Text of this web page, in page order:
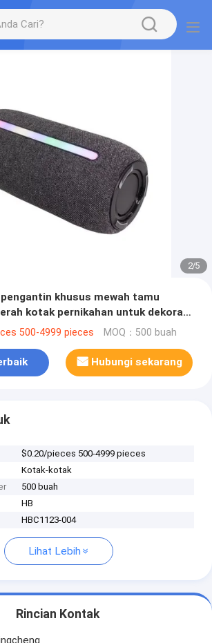
2/5
khusus mewah tamu
kotak pernikahan untuk dekorasi
500-4999 pieces MOQ：500 buah
Hubungi sekarang
$0.20/pieces 500-4999 pieces
Kotak-kotak
500 buah
HB
HBC1123-004
Lihat Lebih
Rincian Kontak